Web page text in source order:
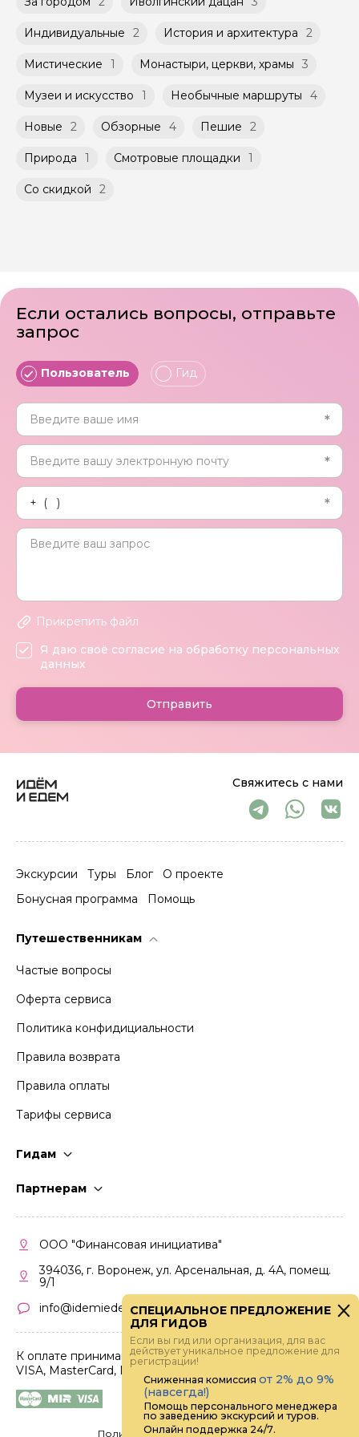
Агрегатором дополнительного соглашения
к Оферте Сервиса.
Способы оплаты на сайте: Картой
российского банка можно оплатить любую
экскурсию.
Мини-группы проводятся на тех же
условиях, что и групповые, но с количество
участников ограничено (группа может быть
Индивидуальные 2 История и архитектура 2
Мистические 1 Монастыри, церкви, храмы 3
Музеи и искусство 1 Необычные маршруты 4
Новые 2 Обзорные 4 Пешие 2
Природа 1 Смотровые площадки 1
Со скидкой 2
Свяжитесь с нами
Экскурсии Туры Блог
О проекте
Бонусная программа
Помощь
Путешественникам
Частые вопросы
Оферта сервиса
Политика конфидициальности
Правила возврата
Правила оплаты
Тарифы сервиса
Гидам
Партнерам
Кабинет партнера
Правила участия
ООО "Финансовая инициатива"
394036, г. Воронеж, ул. Арсенальная, д. 4А, помещ.
9/1
info@idemiedem.ru
К оплате принимаются карты
VISA, MasterCard, МИР
Политика конфиденциальности
Если остались вопросы, отправьте
запрос
Пользователь Гид
Прикрепить файл
Я даю своё согласие на обработку персональных
данных
Отправить
СПЕЦИАЛЬНОЕ ПРЕДЛОЖЕНИЕ
ДЛЯ ГИДОВ
Если вы гид или организация, для вас
действует уникальное предложение для
регистрации!
Сниженная комиссия от 2% до 9%
(навсегда!)
Помощь персонального менеджера
по заведению экскурсий и туров.
Онлайн поддержка 24/7.